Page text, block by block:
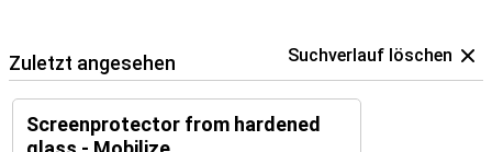
Zuletzt angesehen Suchverlauf löschen
Screenprotector from hardened